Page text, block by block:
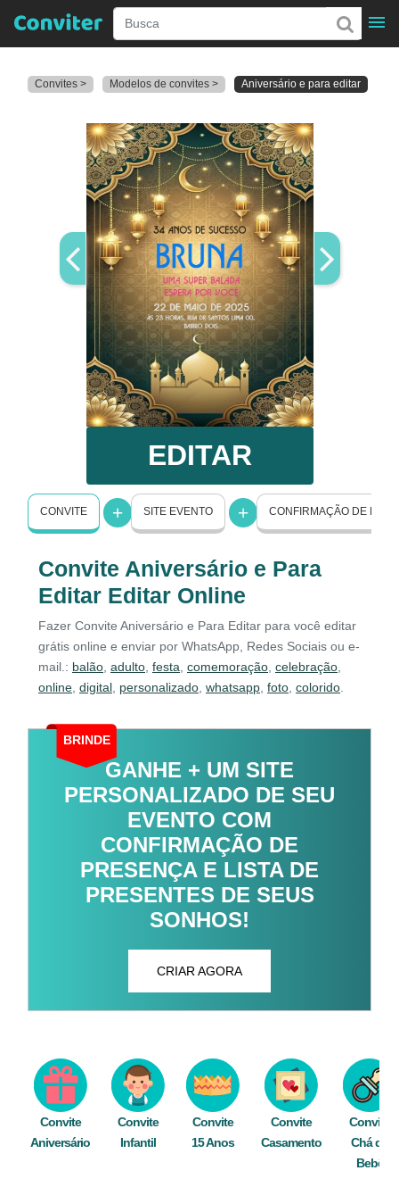
Convites > Modelos de convites > Aniversário e para editar
EDITAR
CONVITE SITE EVENTO CONFIRMAÇÃO DE
Convite Aniversário e Para
Editar Editar Online
Fazer Convite Aniversário e Para Editar para você editar
grátis online e enviar por WhatsApp, Redes Sociais ou e-
mail.: balão adulto festa comemoração celebração
online digital personalizado whatsapp foto colorido
BRINDE
GANHE + UM SITE
PERSONALIZADO DE SEU
EVENTO COM
CONFIRMAÇÃO DE
PRESENÇA E LISTA DE
PRESENTES DE SEUS
SONHOS!
CRIAR AGORA
Convite
Aniversário
Convite
Infantil
Convite
15 Anos
Convite
Casamento
Convite
Chá de
Bebê